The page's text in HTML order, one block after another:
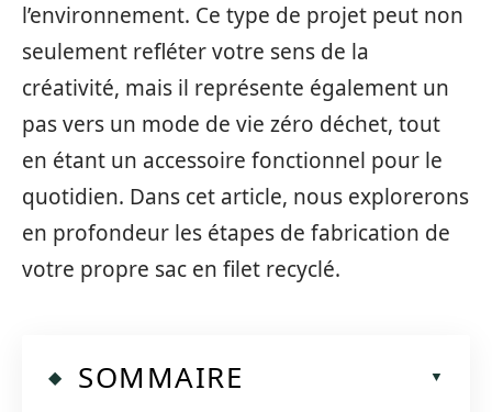
l’environnement. Ce type de projet peut non
seulement refléter votre sens de la
créativité, mais il représente également un
pas vers un mode de vie zéro déchet, tout
en étant un accessoire fonctionnel pour le
quotidien. Dans cet article, nous explorerons
en profondeur les étapes de fabrication de
votre propre sac en filet recyclé.
SOMMAIRE